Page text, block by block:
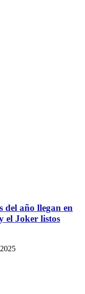
del año llegan en
el Joker listos